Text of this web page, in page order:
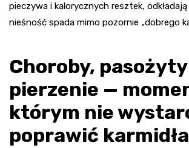
pieczywa i kalorycznych resztek,
nieśność spada mimo pozornie „dobrego
Choroby,
pierzenie —
którym nie
poprawić karmidła